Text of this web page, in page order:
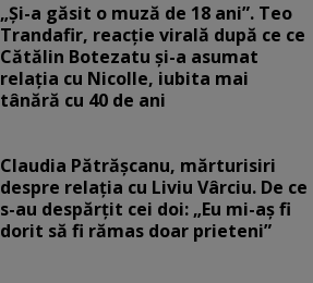
„Și-a găsit o muză de 18 ani”. Teo
Trandafir, reacție virală după ce ce
Cătălin Botezatu și-a asumat
relația cu Nicolle, iubita mai
tânără cu 40 de ani
Claudia Pătrășcanu, mărturisiri
despre relația cu Liviu Vârciu. De ce
s-au despărțit cei doi: „Eu mi-aș fi
dorit să fi rămas doar prieteni”